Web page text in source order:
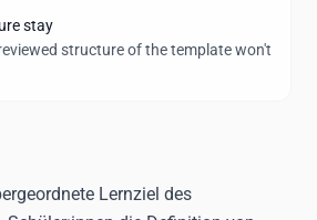
stay
structure of the template won't
Lernziel des